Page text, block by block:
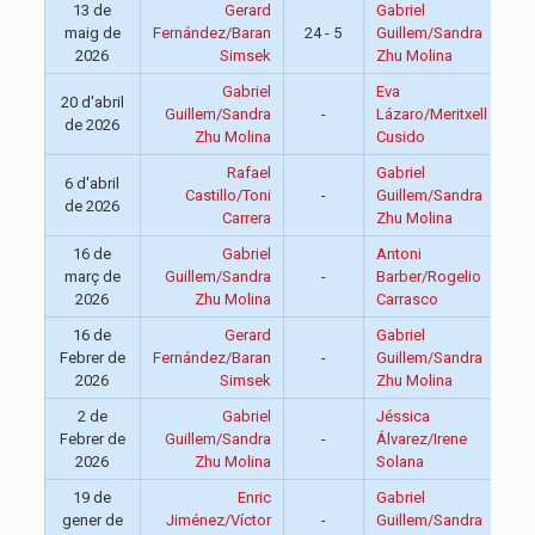
13 de
maig de
2026
Gerard
Fernández/Baran
Simsek
24 - 5
Gabriel
Guillem/Sandra
Zhu Molina
20 d'abril
de 2026
Gabriel
Guillem/Sandra
Zhu Molina
-
Eva
Lázaro/Meritxell
Cusido
6 d'abril
de 2026
Rafael
Castillo/Toni
Carrera
-
Gabriel
Guillem/Sandra
Zhu Molina
16 de
març de
2026
Gabriel
Guillem/Sandra
Zhu Molina
-
Antoni
Barber/Rogelio
Carrasco
16 de
Febrer de
2026
Gerard
Fernández/Baran
Simsek
-
Gabriel
Guillem/Sandra
Zhu Molina
2 de
Febrer de
2026
Gabriel
Guillem/Sandra
Zhu Molina
-
Jéssica
Álvarez/Irene
Solana
19 de
gener de
Enric
Jiménez/Víctor
-
Gabriel
Guillem/Sandra